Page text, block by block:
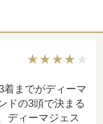
着までがディーマ
ドの3頭で決まる
ディーマジェス